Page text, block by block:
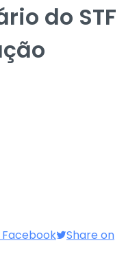
do STF
Share on